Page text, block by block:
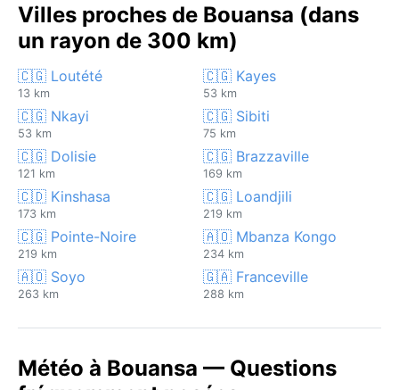
Villes proches de Bouansa (dans
un rayon de 300 km)
🇨🇬 Loutété
13 km
🇨🇬 Kayes
53 km
🇨🇬 Nkayi
53 km
🇨🇬 Sibiti
75 km
🇨🇬 Dolisie
121 km
🇨🇬 Brazzaville
169 km
🇨🇩 Kinshasa
173 km
🇨🇬 Loandjili
219 km
🇨🇬 Pointe-Noire
219 km
🇦🇴 Mbanza Kongo
234 km
🇦🇴 Soyo
263 km
🇬🇦 Franceville
288 km
Météo à Bouansa — Questions